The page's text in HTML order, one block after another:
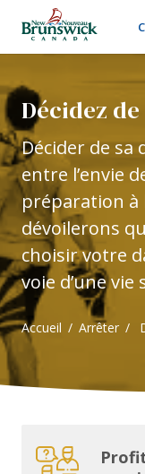
Décidez
Décider de sa
entre l’envie
préparation à
dévoilerons
choisir votre
voie d’une
Accueil Arrêter